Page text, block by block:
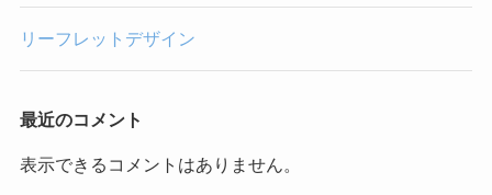
リーフレットデザイン
最近のコメント
表示できるコメントはありません。